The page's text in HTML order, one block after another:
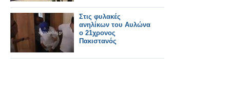
Στις φυλακές
ανηλίκων του Αυλώνα
ο 21χρονος
Πακιστανός